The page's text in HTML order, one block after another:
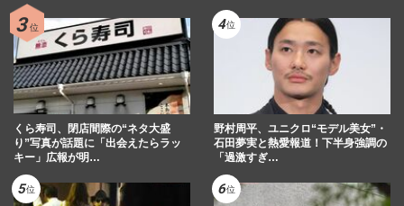
4代目バチェラー黄皓の妻が“病み投稿”の
次は「明るい未来があるとは思えない」に
『いいね』で広がる憶測…
週刊女性PRIME
くら寿司、閉店間際の“ネタ大盛
り”写真が話題に「出会えたらラッ
キー」広報が明…
野村周平、ユニクロ“モデル美女”・
石田夢実と熱愛報道！下半身強調の
「過激すぎ…